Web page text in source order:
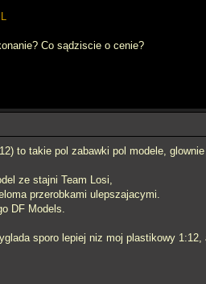
Co sądziscie o cenie?
to takie pol zabawki pol modele,
ze stajni Team Losi,
przerobkami ulepszajacymi.
DF Models.
sporo lepiej niz moj plastikowy